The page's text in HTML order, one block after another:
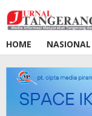
ke
konten
HOME
NASIONAL